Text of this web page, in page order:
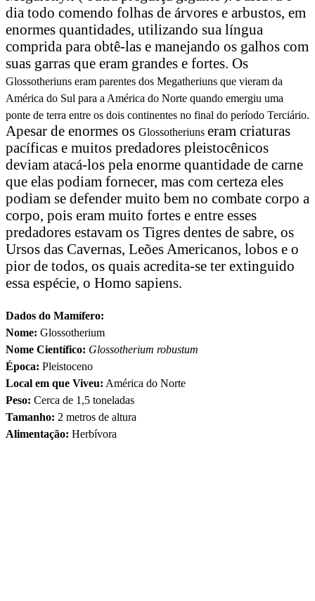
dia todo comendo folhas de árvores e arbustos, em
enormes quantidades, utilizando sua língua
comprida para obtê-las e manejando os galhos com
suas garras que eram grandes e fortes. Os
Glossotheriuns eram parentes dos Megatheriuns que vieram da
América do Sul para a América do Norte quando emergiu uma
ponte de terra entre os dois continentes no final do período Terciário.
Apesar de enormes os Glossotheriuns eram criaturas
pacíficas e muitos predadores pleistocênicos
deviam atacá-los pela enorme quantidade de carne
que elas podiam fornecer, mas com certeza eles
podiam se defender muito bem no combate corpo a
corpo, pois eram muito fortes e entre esses
predadores estavam os Tigres dentes de sabre, os
Ursos das Cavernas, Leões Americanos, lobos e o
pior de todos, os quais acredita-se ter extinguido
essa espécie, o Homo sapiens.
Dados do Mamífero:
Nome: Glossotherium
Nome Científico: Glossotherium robustum
Época: Pleistoceno
Local em que Viveu: América do Norte
Peso: Cerca de 1,5 toneladas
Tamanho: 2 metros de altura
Alimentação: Herbívora